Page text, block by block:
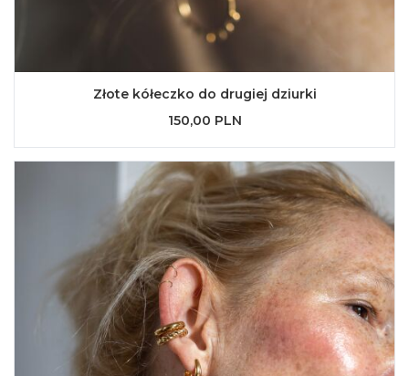
Złote kółeczko do drugiej dziurki
150,00 PLN